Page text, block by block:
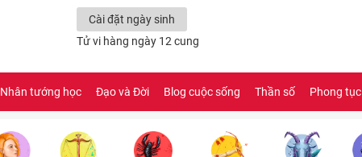
Cài đặt ngày sinh
Tử vi hàng ngày 12 cung
Nhân tướng học Đạo và Đời Blog cuộc sống Thần số Phong tục